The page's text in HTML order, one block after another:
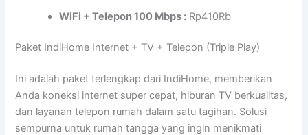
WiFi + Telepon 100 Mbps : Rp410Rb
Paket IndiHome Internet + TV + Telepon (Triple Play)
Ini adalah paket terlengkap dari IndiHome, memberikan
Anda koneksi internet super cepat, hiburan TV berkualitas,
dan layanan telepon rumah dalam satu tagihan. Solusi
sempurna untuk rumah tangga yang ingin menikmati